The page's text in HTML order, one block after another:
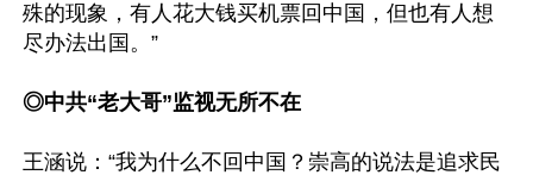
殊的现象，有人花大钱买机票回中国，但也有人想
尽办法出国。”
◎中共“老大哥”监视无所不在
王涵说：“我为什么不回中国？崇高的说法是追求民